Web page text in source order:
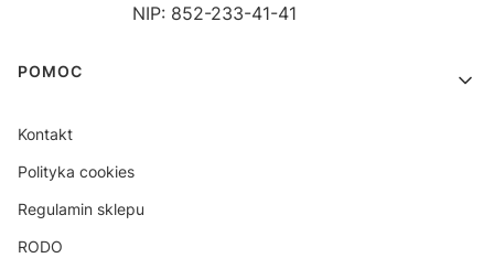
NIP: 852-233-41-41
Linki w stopce
POMOC
Kontakt
Polityka cookies
Regulamin sklepu
RODO